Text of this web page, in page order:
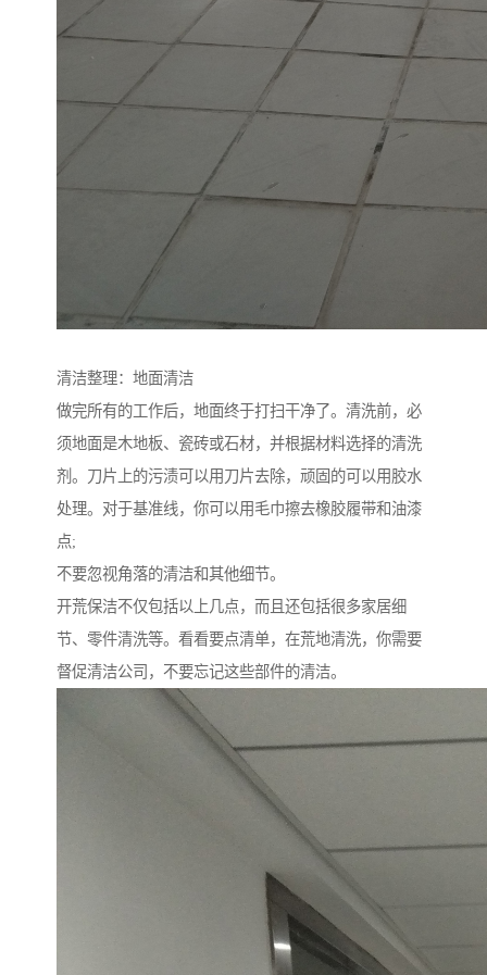
清洁整理：地面清洁
做完所有的工作后，地面终于打扫干净了。清洗前，必
须地面是木地板、瓷砖或石材，并根据材料选择的清洗
剂。刀片上的污渍可以用刀片去除，顽固的可以用胶水
处理。对于基准线，你可以用毛巾擦去橡胶履带和油漆
点;
不要忽视角落的清洁和其他细节。
开荒保洁不仅包括以上几点，而且还包括很多家居细
节、零件清洗等。看看要点清单，在荒地清洗，你需要
督促清洁公司，不要忘记这些部件的清洁。